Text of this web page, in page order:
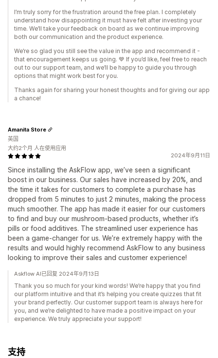
I’m truly sorry for the frustration around the free plan. I completely
understand how disappointing it must have felt after investing your
time. We’ll take your feedback on board as we continue improving
both our communication and the product experience.
We’re so glad you still see the value in the app and recommend it -
that encouragement keeps us going. 💙 If you’d like, feel free to reach
out to our support team, and we’ll be happy to guide you through
options that might work best for you.
Thanks again for sharing your honest thoughts and for giving our app
a chance!
2024年9月11日
Since installing the AskFlow app, we’ve seen a significant
boost in our business. Our sales have increased by 20%, and
the time it takes for customers to complete a purchase has
dropped from 5 minutes to just 2 minutes, making the process
much smoother. The app has made it easier for our customers
to find and buy our mushroom-based products, whether it’s
pills or food additives. The streamlined user experience has
been a game-changer for us. We’re extremely happy with the
results and would highly recommend AskFlow to any business
looking to improve their sales and customer experience!
Amanita Store
英国
大约2个月 人在使用应用
Askflow AI已回复 2024年9月13日
Thank you so much for your kind words! We’re happy that you find
our platform intuitive and that it’s helping you create quizzes that fit
your brand perfectly. Our customer support team is always here for
you, and we’re delighted to have made a positive impact on your
experience. We truly appreciate your support!
支持